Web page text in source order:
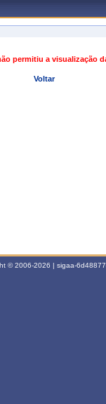
permitiu a visualização
Voltar
© 2006-2026 | sigaa-